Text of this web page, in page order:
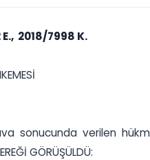
2018/7998 K.
sonucunda verilen
GÖRÜŞÜLDÜ: